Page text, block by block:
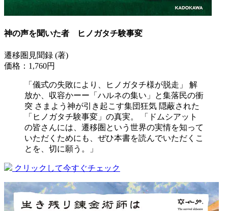
神の声を聞いた者 ヒノガタチ験事変
遷移圏見聞録 (著)
価格：1,760円
「儀式の失敗により、ヒノガタチ様が脱走」 解
放か、収容かーー「ハルネの集い」と集落民の衝
突 さまよう神が引き起こす集団狂気 隠蔽された
「ヒノガタチ験事変」の真実。 「ドムシアット
の皆さんには、遷移圏という世界の実情を知って
いただくためにも、ぜひ本書を読んでいただくこ
とを、切に願う。」
クリックして今すぐチェック